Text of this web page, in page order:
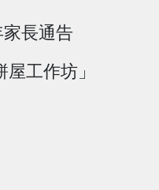
長通告
屋工作坊」